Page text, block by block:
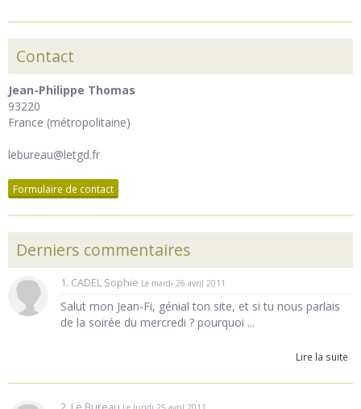
Contact
Jean-Philippe Thomas
93220
France (métropolitaine)
lebureau@letgd.fr
Formulaire de contact
Derniers commentaires
1. CADEL Sophie Le mardi 26 avril 2011
Salut mon Jean-Fi, génial ton site, et si tu nous parlais
de la soirée du mercredi ? pourquoi ...
Lire la suite